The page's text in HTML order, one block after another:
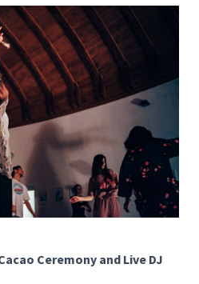
Ceremony and Live DJ